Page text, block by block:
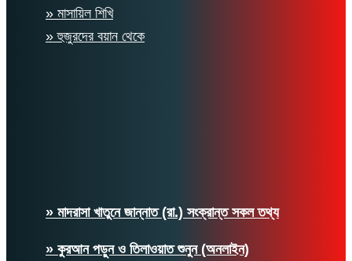
» মাসায়িল শিখি
» হুজুরদের বয়ান থেকে
» মাদরাসা খাতুনে জান্নাত (রা.) সংক্রান্ত সকল তথ্য
» কুরআন পড়ুন ও তিলাওয়াত শুনুন (অনলাইন)